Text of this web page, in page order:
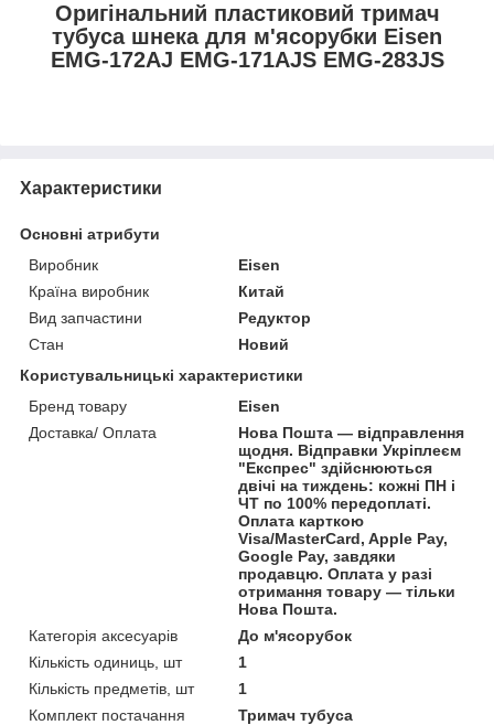
Оригінальний пластиковий тримач
тубуса шнека для м'ясорубки Eisen
EMG-172АJ EMG-171АJS EMG-283JS
Характеристики
Основні атрибути
Виробник
Eisen
Країна виробник
Китай
Вид запчастини
Редуктор
Стан
Новий
Користувальницькі характеристики
Бренд товару
Eisen
Доставка/ Оплата
Нова Пошта — відправлення
щодня. Відправки Укріплеєм
"Експрес" здійснюються
двічі на тиждень: кожні ПН і
ЧТ по 100% передоплаті.
Оплата карткою
Visa/MasterCard, Apple Pay,
Google Pay, завдяки
продавцю. Оплата у разі
отримання товару — тільки
Нова Пошта.
Категорія аксесуарів
До м'ясорубок
Кількість одиниць, шт
1
Кількість предметів, шт
1
Комплект постачання
Тримач тубуса